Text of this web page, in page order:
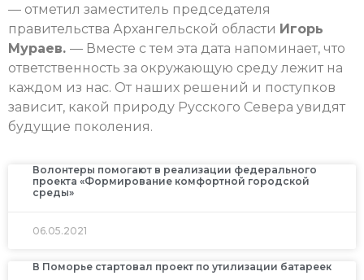
— отметил заместитель председателя
правительства Архангельской области Игорь
Мураев. — Вместе с тем эта дата напоминает, что
ответственность за окружающую среду лежит на
каждом из нас. От наших решений и поступков
зависит, какой природу Русского Севера увидят
будущие поколения.
Волонтеры помогают в реализации федерального
проекта «Формирование комфортной городской
среды»
06.05.2021
В Поморье стартовал проект по утилизации батареек